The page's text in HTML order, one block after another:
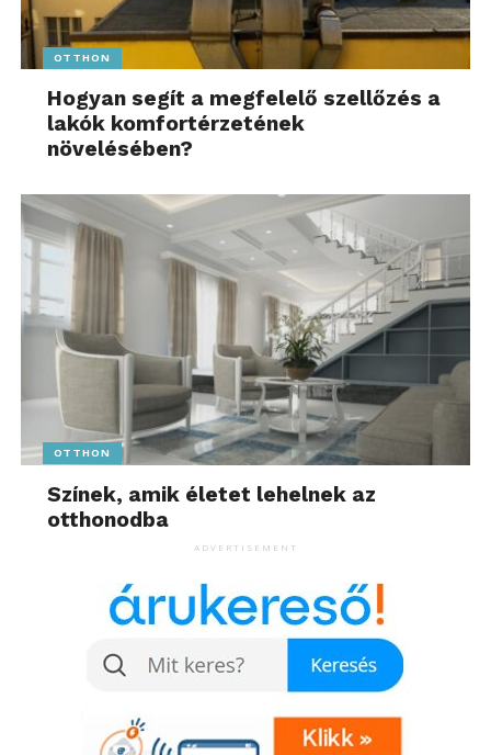
OTTHON
Hogyan segít a megfelelő szellőzés a
lakók komfortérzetének
növelésében?
OTTHON
Színek, amik életet lehelnek az
otthonodba
ADVERTISEMENT